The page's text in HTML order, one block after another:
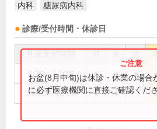
内科 糖尿病内科
診療/受付時間・休診日
8:30～12:30 ● ● ● ●
14:00～18:30 ● ● ●
お盆(8月中旬)は休診・休業の場合
に必ず医療機関に直接ご確認くださ